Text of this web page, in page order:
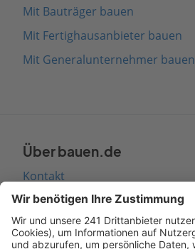
Mit Bauträger bauen
Mit Fertighausanbieter bauen
Mit Generalunternehmer bauen
Über bauen.de
Kontakt
Seitenaufbau
Barrierefreiheit